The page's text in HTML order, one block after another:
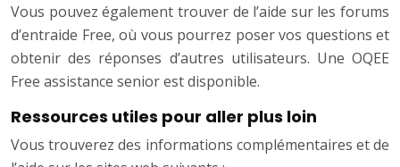
Vous pouvez également trouver de l’aide sur les forums
d’entraide Free, où vous pourrez poser vos questions et
obtenir des réponses d’autres utilisateurs. Une OQEE
Free assistance senior est disponible.
Ressources utiles pour aller plus loin
Vous trouverez des informations complémentaires et de